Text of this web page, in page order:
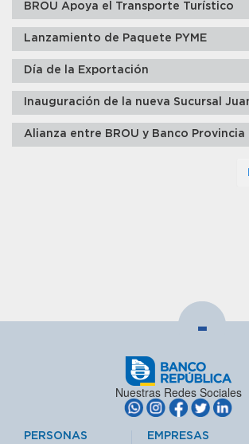
BROU Apoya el Transporte Turístico
Lanzamiento de Paquete PYME
Día de la Exportación
Inauguración de la nueva Sucursal
Alianza entre BROU y Banco Provincia
-
Nuestras Redes Sociales
PERSONAS EMPRESAS